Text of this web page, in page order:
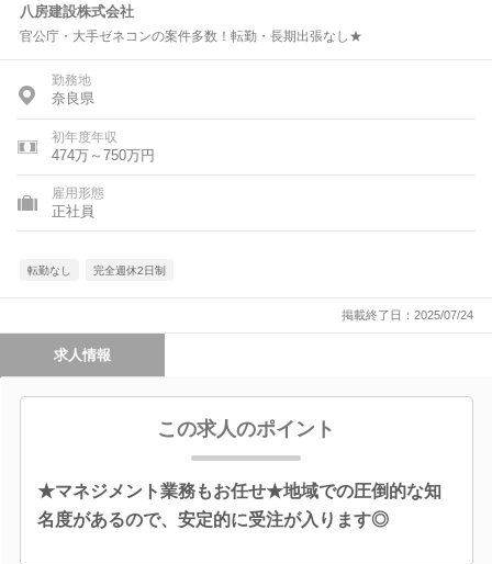
八房建設株式会社
官公庁・大手ゼネコンの案件多数！転勤・長期出張なし★
勤務地
奈良県
初年度年収
474万～750万円
雇用形態
正社員
転勤なし 完全週休2日制
掲載終了日：2025/07/24
求人情報
この求人のポイント
★マネジメント業務もお任せ★地域での圧倒的な知
名度があるので、安定的に受注が入ります◎